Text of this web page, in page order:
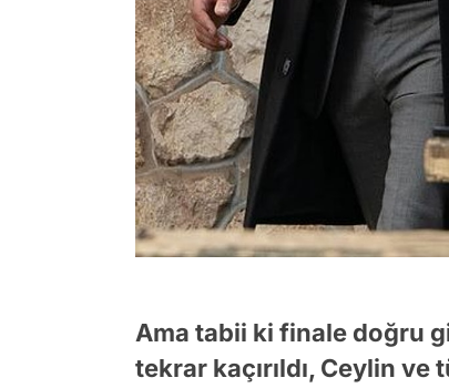
Ama tabii ki finale doğru
tekrar kaçırıldı, Ceylin